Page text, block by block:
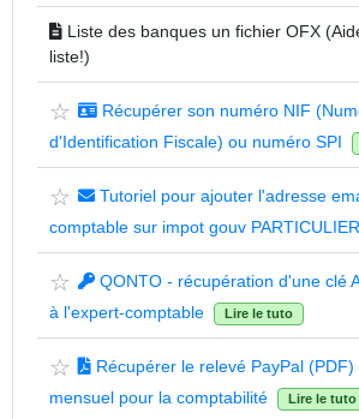
Liste des banques un fichier OFX
liste!)
☆
Récupérer son numéro NIF
d'Identification Fiscale) ou numéro SPI
☆
Tutoriel pour ajouter l'adresse
comptable sur impot gouv PARTICULIER
☆
QONTO - récupération d'une clé
à l'expert-comptable
Lire le tuto
☆
Récupérer le relevé PayPal
mensuel pour la comptabilité
Lire le tuto